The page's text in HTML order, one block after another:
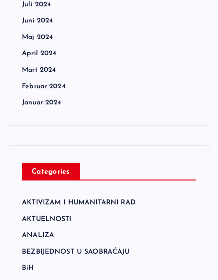
Juli 2024
Juni 2024
Maj 2024
April 2024
Mart 2024
Februar 2024
Januar 2024
Categories
AKTIVIZAM I HUMANITARNI RAD
AKTUELNOSTI
ANALIZA
BEZBIJEDNOST U SAOBRAĆAJU
BiH